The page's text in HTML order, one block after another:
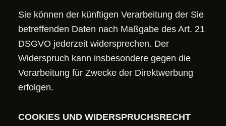
Sie können der künftigen Verarbeitung der Sie
betreffenden Daten nach Maßgabe des Art. 21
DSGVO jederzeit widersprechen. Der
Widerspruch kann insbesondere gegen die
Verarbeitung für Zwecke der Direktwerbung
erfolgen.
COOKIES UND WIDERSPRUCHSRECHT